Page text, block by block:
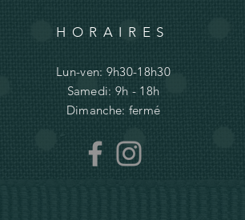
HORAIRES
Lun-ven: 9h30-18h30
Samedi: 9h - 18h
Dimanche: fermé